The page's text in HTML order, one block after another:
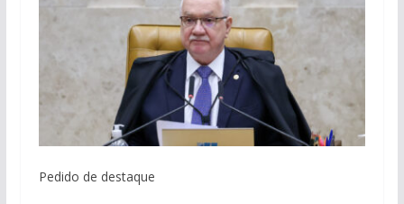
Pedido de destaque